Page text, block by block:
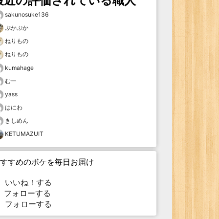
sakunosuke136
ぷかぷか
ねりもの
ねりもの
kumahage
むー
yass
はにわ
きしめん
KETUMAZUIT
すめのボケを毎日お届け
いいね！する
ォローする
フォローする